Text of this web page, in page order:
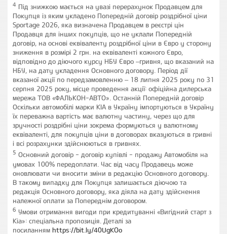
4 Під знижкою мається на увазі перерахунок Продавцем для
Покупця із яким укладено Попередній договір роздрібної ціни
Sportage 2026, яка визначена Продавцем в реєстрі цін
Продавця для інших покупців, що не уклали Попередній
договір, на основі еквіваленту роздрібної ціни в Євро у сторону
зниження в розмірі 2 грн. на еквіваленті кожного Євро,
відповідно до діючого курсу НБУ Євро –гривня, що вказаний на
НБУ, на дату укладення Основного договору. Період дії
вказаної акції по передзамовленню – 18 липня 2025 року по 31
серпня 2025 року, місце проведення акції: офіційна дилерська
мережа ТОВ «ФАЛЬКОН-АВТО». Останній Попередній договір
Оскільки автомобілі марки КІА в Україну імпортуються в Україну
їх переважна вартість має валютну частину, через що для
зручності роздрібні ціни зокрема формуються у валютному
еквіваленті, для покупців ціни в договорах вказуються в гривні
і всі розрахунки здійснюються в гривнях.
5 Основний договір - договір купівлі - продажу Автомобіля на
умовах 100% передоплати. Час від часу Продавець може
оновлювати чи вносити зміни в редакцію Основного договору.
В такому випадку для Покупця залишається діючою та
редакція Основного договору, яка діяла на дату здійснення
належної оплати за Попереднім договором.
6 Умови отримання вигоди при кредитуванні «Вигідний старт з
Кіа»: спеціальна пропозиція. Деталі за
посиланням https://bit.ly/40UgKOo